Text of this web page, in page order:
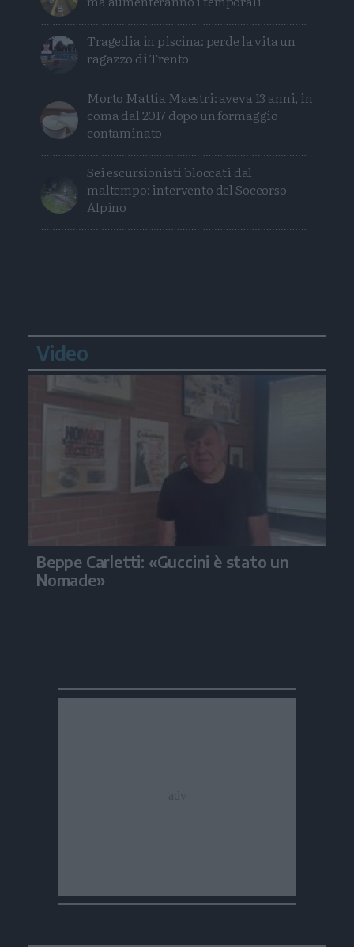
Tragedia in piscina: perde la vita un
ragazzo di Trento
Morto Mattia Maestri: aveva 13 anni, in
coma dal 2017 dopo un formaggio
contaminato
Sei escursionisti bloccati dal
maltempo: intervento del Soccorso
Alpino
Video
Beppe Carletti: «Guccini è stato un
Nomade»